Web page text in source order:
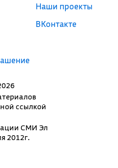
ссылкой
СМИ Эл
2012г.
Наши проекты
ВКонтакте